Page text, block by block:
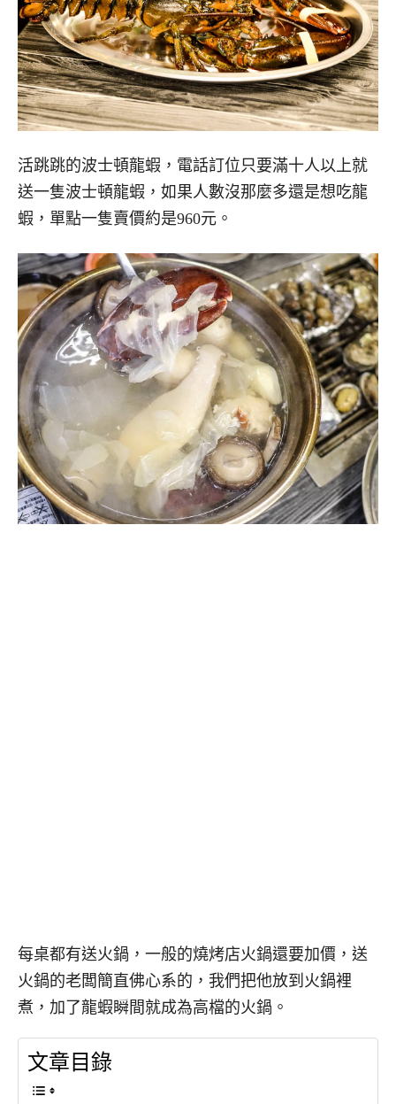
活跳跳的波士頓龍蝦，電話訂位只要滿十人以上就
送一隻波士頓龍蝦，如果人數沒那麼多還是想吃龍
蝦，單點一隻賣價約是960元。
每桌都有送火鍋，一般的燒烤店火鍋還要加價，送
火鍋的老闆簡直佛心系的，我們把他放到火鍋裡
煮，加了龍蝦瞬間就成為高檔的火鍋。
文章目錄